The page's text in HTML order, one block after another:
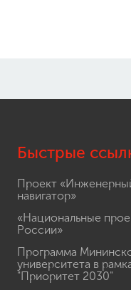
Быстрые
Проект
навигатор»
«Национальные
России»
Программа
университета в
"Приоритет 2030"